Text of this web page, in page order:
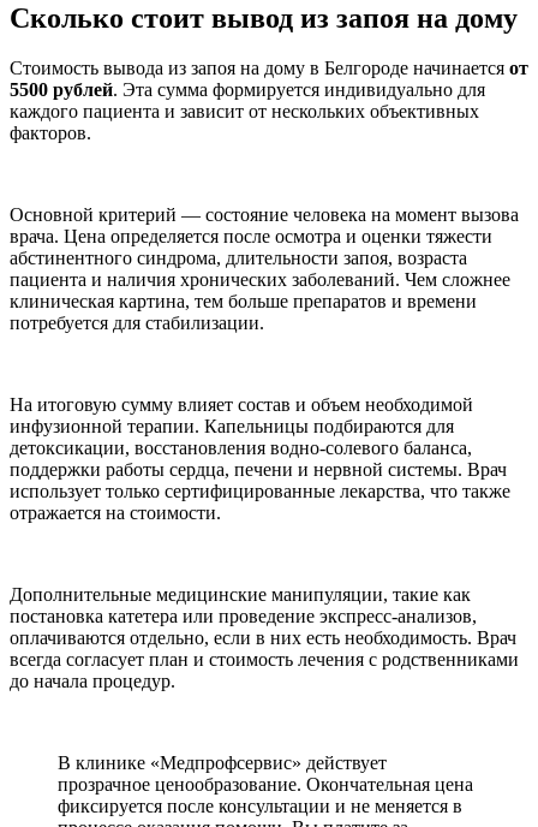
Сколько стоит вывод из запоя на дому
Стоимость вывода из запоя на дому в Белгороде начинается от
5500 рублей. Эта сумма формируется индивидуально для
каждого пациента и зависит от нескольких объективных
факторов.
Основной критерий — состояние человека на момент вызова
врача. Цена определяется после осмотра и оценки тяжести
абстинентного синдрома, длительности запоя, возраста
пациента и наличия хронических заболеваний. Чем сложнее
клиническая картина, тем больше препаратов и времени
потребуется для стабилизации.
На итоговую сумму влияет состав и объем необходимой
инфузионной терапии. Капельницы подбираются для
детоксикации, восстановления водно-солевого баланса,
поддержки работы сердца, печени и нервной системы. Врач
использует только сертифицированные лекарства, что также
отражается на стоимости.
Дополнительные медицинские манипуляции, такие как
постановка катетера или проведение экспресс-анализов,
оплачиваются отдельно, если в них есть необходимость. Врач
всегда согласует план и стоимость лечения с родственниками
до начала процедур.
В клинике «Медпрофсервис» действует
прозрачное ценообразование. Окончательная цена
фиксируется после консультации и не меняется в